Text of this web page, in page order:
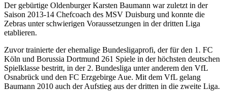
Der gebürtige Oldenburger Karsten Baumann war zuletzt in der
Saison 2013-14 Chefcoach des MSV Duisburg und konnte die
Zebras unter schwierigen Voraussetzungen in der dritten Liga
etablieren.
Zuvor trainierte der ehemalige Bundesligaprofi, der für den 1. FC
Köln und Borussia Dortmund 261 Spiele in der höchsten deutschen
Spielklasse bestritt, in der 2. Bundesliga unter anderem den VfL
Osnabrück und den FC Erzgebirge Aue. Mit dem VfL gelang
Baumann 2010 auch der Aufstieg aus der dritten in die zweite Liga.